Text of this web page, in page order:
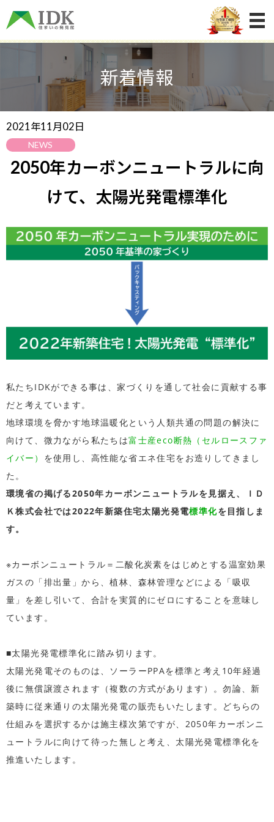
新着情報
2021年11月02日
NEWS
2050年カーボンニュートラルに向
けて、太陽光発電標準化
私たちIDKができる事は、家づくりを通して社会に貢献する事
だと考えています。
地球環境を脅かす地球温暖化という人類共通の問題の解決に
向けて、微力ながら私たちは富士産eco断熱（セルロースファ
イバー） を使用し、高性能な省エネ住宅をお造りしてきまし
た。
環境省の掲げる2050年カーボンニュートラルを見据え、ＩＤ
Ｋ株式会社では2022年新築住宅太陽光発電標準化を目指しま
す。
※カーボンニュートラル＝二酸化炭素をはじめとする温室効果
ガスの「排出量」から、植林、森林管理などによる「吸収
量」を差し引いて、合計を実質的にゼロにすることを意味し
ています。
■太陽光発電標準化に踏み切ります。
太陽光発電そのものは、ソーラーPPAを標準と考え10年経過
後に無償譲渡されます（複数の方式があります）。勿論、新
築時に従来通りの太陽光発電の販売もいたします。どちらの
仕組みを選択するかは施主様次第ですが、2050年カーボンニ
ュートラルに向けて待った無しと考え、太陽光発電標準化を
推進いたします。